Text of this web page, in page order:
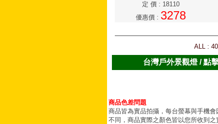
定 價: 18110
優惠價: 3278
ALL :
台灣戶外景觀燈 / 點
商品色差問題
商品皆為實品拍攝，每台螢幕與手機
不同，商品實際之顏色皆以您所收到之